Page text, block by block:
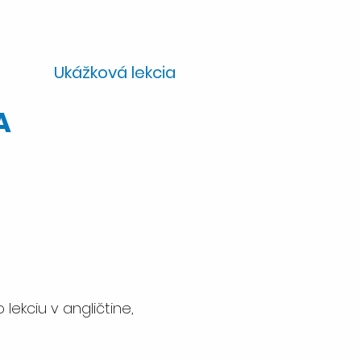
Ukážková lekcia
v angličtine,